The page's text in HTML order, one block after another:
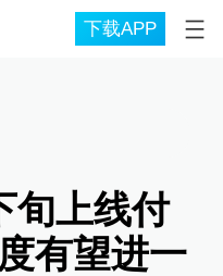
下载APP
旬上线付
有望进一